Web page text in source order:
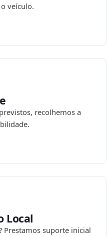
veículo.
recolhemos a
Local
Prestamos suporte inicial